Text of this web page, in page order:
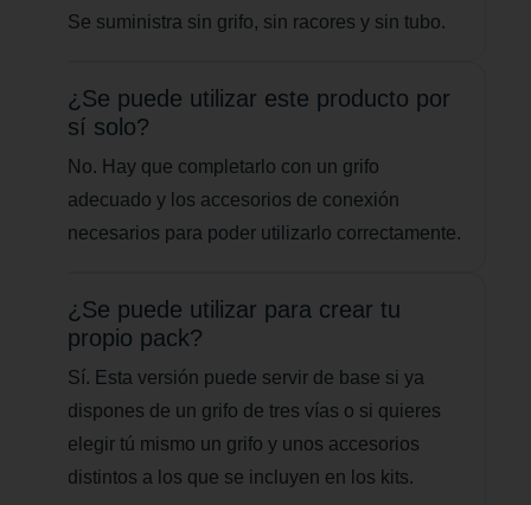
Se suministra sin grifo, sin racores y sin tubo.
¿Se puede utilizar este producto por
sí solo?
No. Hay que completarlo con un grifo
adecuado y los accesorios de conexión
necesarios para poder utilizarlo correctamente.
¿Se puede utilizar para crear tu
propio pack?
Sí. Esta versión puede servir de base si ya
dispones de un grifo de tres vías o si quieres
elegir tú mismo un grifo y unos accesorios
distintos a los que se incluyen en los kits.